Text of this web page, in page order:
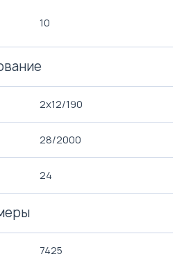
10
2х12/190
28/2000
24
7425